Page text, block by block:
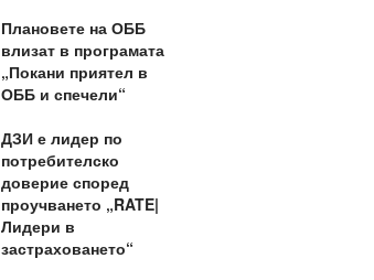
Плановете на ОББ
влизат в програмата
„Покани приятел в
ОББ и спечели“
ДЗИ е лидер по
потребителско
доверие според
проучването „RATE|
Лидери в
застраховането“